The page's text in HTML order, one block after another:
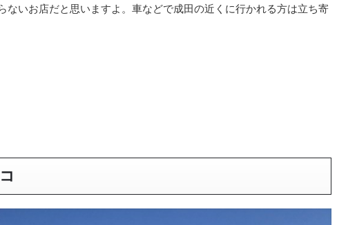
ないお店だと思いますよ。車などで成田の近くに行かれる方は立ち寄